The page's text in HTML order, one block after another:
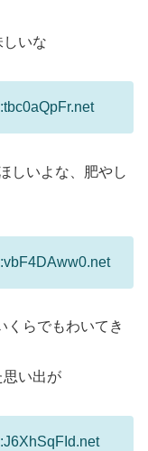
いな
しいよな、肥やし
くらでもわいてき
思い出が